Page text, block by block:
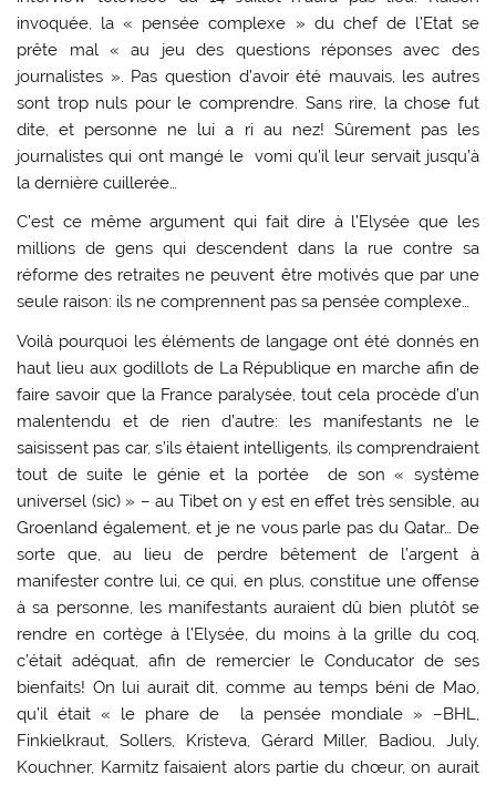
invoquée, la « pensée complexe » du chef de l’Etat se
prête mal « au jeu des questions réponses avec des
journalistes ». Pas question d’avoir été mauvais, les autres
sont trop nuls pour le comprendre. Sans rire, la chose fut
dite, et personne ne lui a ri au nez! Sûrement pas les
journalistes qui ont mangé le vomi qu’il leur servait jusqu’à
la dernière cuillerée…
C’est ce même argument qui fait dire à l’Elysée que les
millions de gens qui descendent dans la rue contre sa
réforme des retraites ne peuvent être motivés que par une
seule raison: ils ne comprennent pas sa pensée complexe…
Voilà pourquoi les éléments de langage ont été donnés en
haut lieu aux godillots de La République en marche afin de
faire savoir que la France paralysée, tout cela procède d’un
malentendu et de rien d’autre: les manifestants ne le
saisissent pas car, s’ils étaient intelligents, ils comprendraient
tout de suite le génie et la portée de son « système
universel (sic) » – au Tibet on y est en effet très sensible, au
Groenland également, et je ne vous parle pas du Qatar… De
sorte que, au lieu de perdre bêtement de l’argent à
manifester contre lui, ce qui, en plus, constitue une offense
à sa personne, les manifestants auraient dû bien plutôt se
rendre en cortège à l’Elysée, du moins à la grille du coq,
c’était adéquat, afin de remercier le Conducator de ses
bienfaits! On lui aurait dit, comme au temps béni de Mao,
qu’il était « le phare de la pensée mondiale » –BHL,
Finkielkraut, Sollers, Kristeva, Gérard Miller, Badiou, July,
Kouchner, Karmitz faisaient alors partie du chœur, on aurait